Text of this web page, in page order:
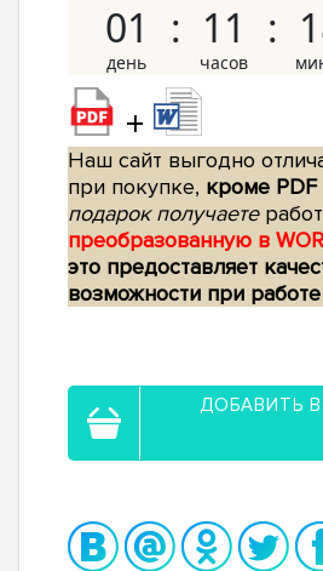
01 11
+
Наш сайт выгодно
при покупке, кроме
подарок получаете
преобразованную в
это предоставляет
возможности при
ДОБАВИТЬ